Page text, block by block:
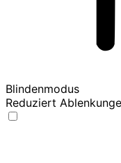
Blindenmodus
Reduziert